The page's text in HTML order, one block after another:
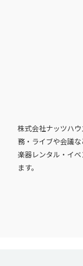
株式会社ナッツハ
務・ライブや会議
楽器レンタル・イ
ます。